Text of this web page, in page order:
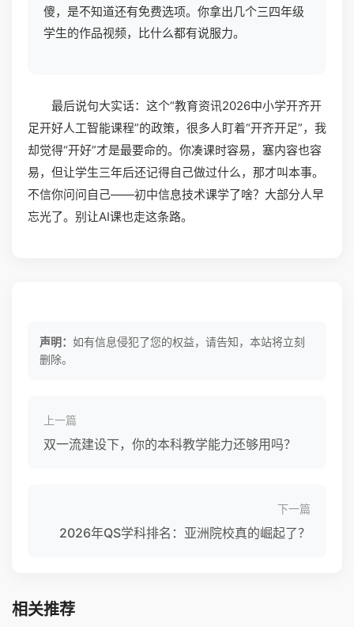
傻，是不知道还有免费选项。你拿出几个三四年级
学生的作品视频，比什么都有说服力。
最后说句大实话：这个“教育资讯2026中小学开齐开
足开好人工智能课程”的政策，很多人盯着“开齐开足”，我
却觉得“开好”才是最要命的。你凑课时容易，塞内容也容
易，但让学生三年后还记得自己做过什么，那才叫本事。
不信你问问自己——初中信息技术课学了啥？大部分人早
忘光了。别让AI课也走这条路。
声明： 如有信息侵犯了您的权益，请告知，本站将立刻
删除。
上一篇
双一流建设下，你的本科教学能力还够用吗？
下一篇
2026年QS学科排名：亚洲院校真的崛起了？
相关推荐